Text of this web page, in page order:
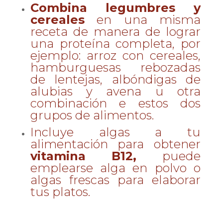
Combina legumbres y
cerealesen una misma
receta de manera de lograr
una proteína completa, por
ejemplo: arroz con cereales,
hamburguesas rebozadas
de lentejas, albóndigas de
alubias y avena u otra
combinación e estos dos
grupos de alimentos.
Incluye algas a tu
alimentación para obtener
vitamina B12, puede
emplearse alga en polvo o
algas frescas para elaborar
tus platos.